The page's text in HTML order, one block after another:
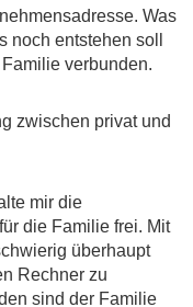
Was
noch entstehen soll
verbunden.
zwischen privat und
mir die
die Familie frei. Mit
überhaupt
Rechner zu
sind der Familie